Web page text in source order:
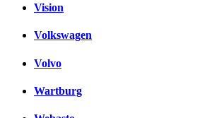
Vision
Volkswagen
Volvo
Wartburg